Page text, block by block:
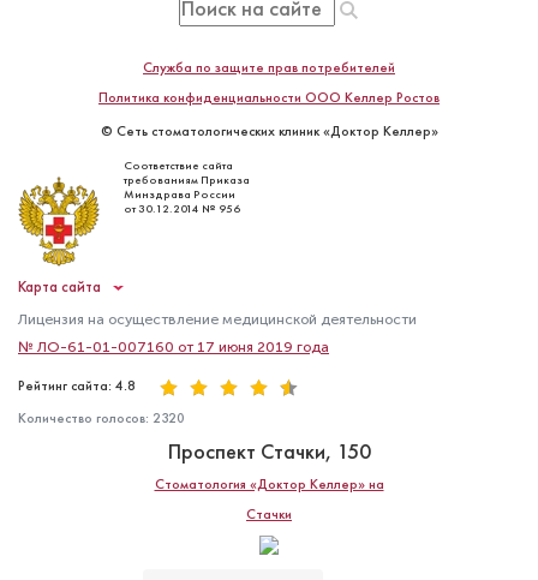
Служба по защите прав потребителей
Политика конфиденциальности ООО Келлер Ростов
© Сеть стоматологических клиник «Доктор Келлер»
Соответствие сайта
требованиям Приказа
Минздрава России
от 30.12.2014 № 956
Карта сайта
Лицензия на осуществление медицинской деятельности
№ ЛО-61-01-007160 от 17 июня 2019 года
Рейтинг сайта: 4.8
Количество голосов: 2320
Проспект Стачки, 150
Стоматология «Доктор Келлер» на
Стачки